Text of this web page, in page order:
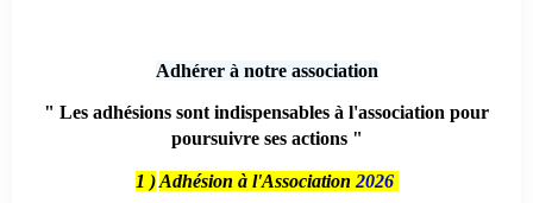
Adhérer à notre association
" Les adhésions sont indispensables à l'association pour
poursuivre ses actions "
1 ) Adhésion à l'Association 2026